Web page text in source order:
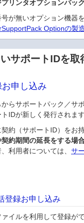
リンタオプションパッ
が無いオプション機器
Optionの製
サポートIDを取
申し込み
からサポートパック／サ
IDが新しく発行されま
契約（サポートID）をお
約期間の延長をする場
利用者については、サ
登録お申し込み
ァイルを利用して登録が